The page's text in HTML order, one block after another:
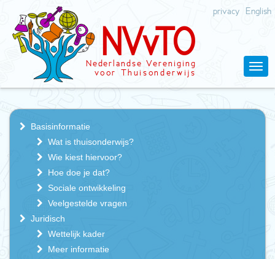
privacy English
NVvTO
Nederlandse Vereniging
voor Thuisonderwijs
Basisinformatie
Wat is thuisonderwijs?
Wie kiest hiervoor?
Hoe doe je dat?
Sociale ontwikkeling
Veelgestelde vragen
Juridisch
Wettelijk kader
Meer informatie